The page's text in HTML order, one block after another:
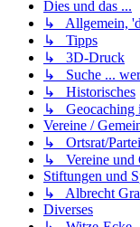
Dies und das ...
↳ Allgemein,
↳ Tipps
↳ 3D-Druck
↳ Suche ...
↳ Historisches
↳ Geocaching
Vereine /
↳ Ortsrat/
↳ Vereine und
Stiftungen und
↳ Albrecht
Diverses